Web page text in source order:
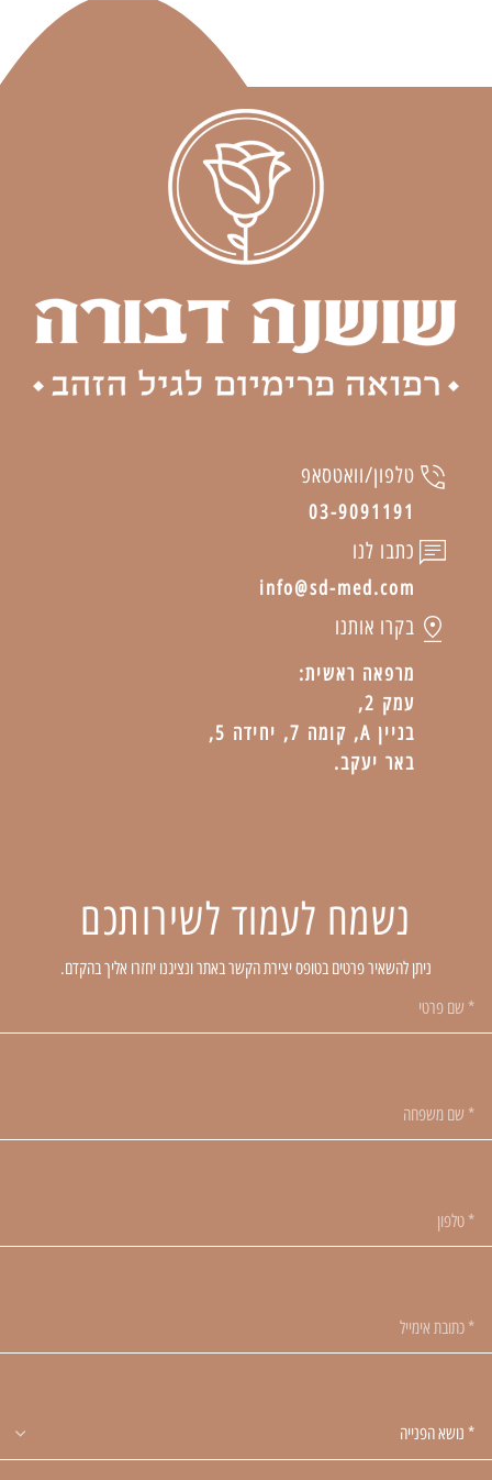
טלפון/וואטסאפ
03-9091191
כתבו לנו
info@sd-med.com
בקרו אותנו
מרפאה ראשית:
עמק 2,
בניין A, קומה 7, יחידה 5,
באר יעקב.
נשמח לעמוד לשירותכם
ניתן להשאיר פרטים בטופס יצירת הקשר באתר ונציגנו יחזרו אליך בהקדם.